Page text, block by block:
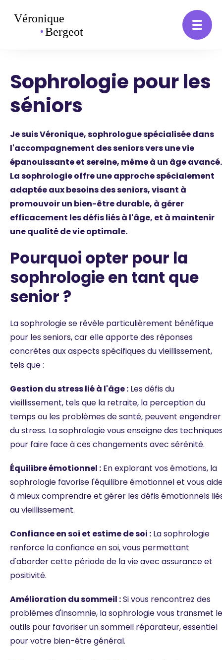
Sophrologie pour les
séniors
Je suis Véronique, sophrologue spécialisée dans
l'accompagnement des seniors vers une vie
épanouissante et sereine, même à un âge avancé.
La sophrologie offre une approche spécialement
adaptée aux besoins des seniors, visant à
promouvoir un bien-être durable, à gérer
efficacement les défis liés à l'âge, et à maintenir
une qualité de vie optimale.
Pourquoi opter pour la
sophrologie en tant que
senior ?
La sophrologie se révèle particulièrement bénéfique
pour les seniors, car elle apporte des réponses
concrètes aux aspects spécifiques du vieillissement,
tels que :
Gestion du stress lié à l'âge : Les défis du
vieillissement, tels que la retraite, la perception du
temps ou les problèmes de santé, peuvent engendrer
du stress. La sophrologie vous enseigne des
pour faire face à ces changements avec sérénité.
Équilibre émotionnel : En explorant vos émotions, la
sophrologie favorise l'équilibre émotionnel et vous
à mieux comprendre et gérer les défis émotionnels
au vieillissement.
Confiance en soi et estime de soi : La sophrologie
renforce la confiance en soi, vous permettant
d'aborder cette période de la vie avec assurance et
positivité.
Amélioration du sommeil :Si vous rencontrez des
problèmes d'insomnie, la sophrologie vous transmet
outils pour favoriser un sommeil réparateur, essentiel
pour votre bien-être général.